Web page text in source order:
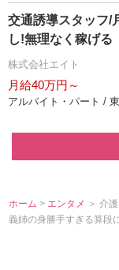
交通誘導スタッフ/
し!無理なく稼げる
株式会社エイト
月給40万円～
アルバイト・パート /
ホーム > エンタメ ＞ 介
義姉の身勝手すぎる算段